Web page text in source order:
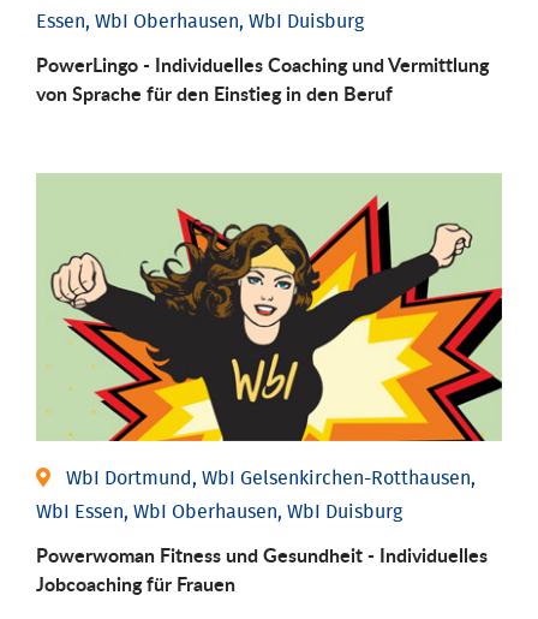
Essen, WbI Oberhausen, WbI Duisburg
PowerLingo - Individuelles Coaching und Vermittlung
von Sprache für den Einstieg in den Beruf
WbI Dortmund, WbI Gelsenkirchen-Rotthausen,
WbI Essen, WbI Oberhausen, WbI Duisburg
Powerwoman Fitness und Gesund­heit - Individu­elles
Job­coaching für Frauen